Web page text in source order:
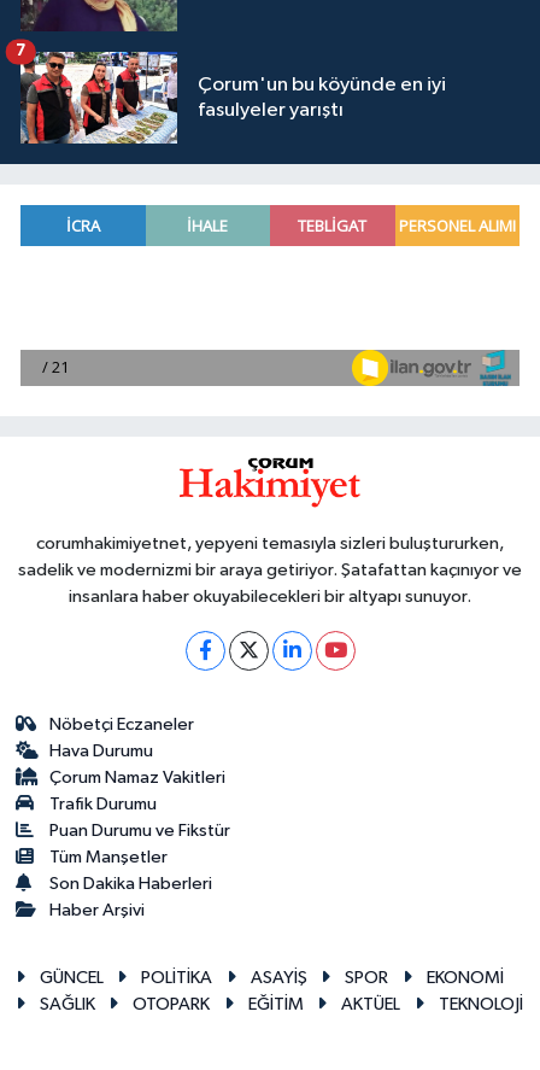
Çorum'un bu köyünde en iyi
fasulyeler yarıştı
7
corumhakimiyetnet, yepyeni temasıyla sizleri buluştururken,
sadelik ve modernizmi bir araya getiriyor. Şatafattan kaçınıyor ve
insanlara haber okuyabilecekleri bir altyapı sunuyor.
Nöbetçi Eczaneler
Hava Durumu
Çorum Namaz Vakitleri
Trafik Durumu
Puan Durumu ve Fikstür
Tüm Manşetler
Son Dakika Haberleri
Haber Arşivi
GÜNCEL POLİTİKA ASAYİŞ SPOR
EKONOMİ
SAĞLIK
OTOPARK EĞİTİM AKTÜEL TEKNOLOJİ